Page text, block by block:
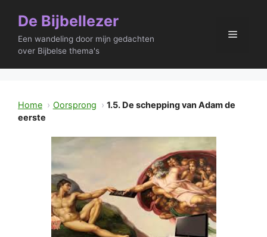
inhoud
De Bijbellezer
Een wandeling door mijn gedachten
over Bijbelse thema's
Menu
Home Oorsprong
1.5. De schepping van Adam de
eerste